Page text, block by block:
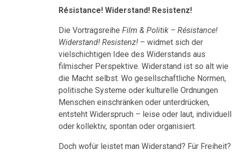
Résistance! Widerstand! Resistenz!
Die Vortragsreihe Film & Politik – Résistance!
Widerstand! Resistenz! – widmet sich der
vielschichtigen Idee des Widerstands aus
filmischer Perspektive. Widerstand ist so alt wie
die Macht selbst. Wo gesellschaftliche Normen,
politische Systeme oder kulturelle Ordnungen
Menschen einschränken oder unterdrücken,
entsteht Widerspruch – leise oder laut, individuell
oder kollektiv, spontan oder organisiert.
Doch wofür leistet man Widerstand? Für Freiheit?